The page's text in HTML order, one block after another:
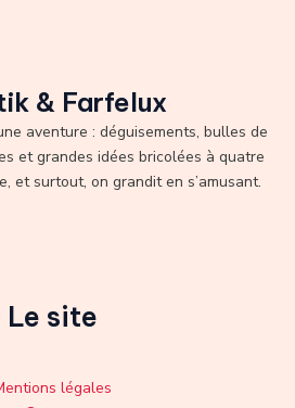
& Farfelux
aventure : déguisements, bulles de
et grandes idées bricolées à quatre
et surtout, on grandit en s’amusant.
Le site
légales